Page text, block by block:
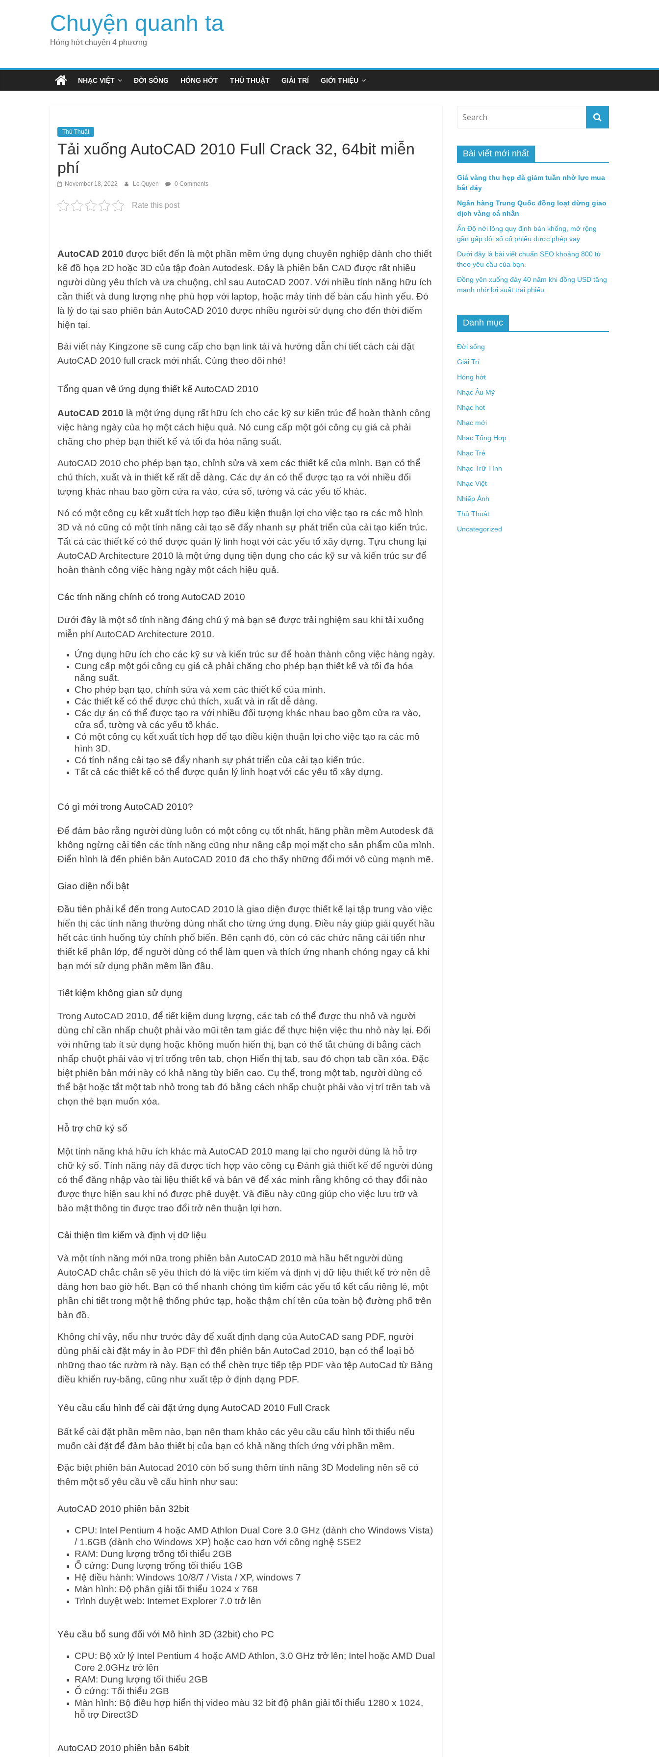
Chuyện quanh ta
Hóng hớt chuyện 4 phương
NHẠC VIỆT ĐỜI SỐNG HÓNG HỚT THỦ THUẬT GIẢI TRÍ GIỚI THIỆU
Thủ Thuật
Tải xuống AutoCAD 2010 Full Crack 32, 64bit miễn
phí
November 18, 2022 Le Quyen 0 Comments
Rate this post
AutoCAD 2010 được biết đến là một phần mềm ứng dụng chuyên nghiệp dành cho thiết
kế đồ họa 2D hoặc 3D của tập đoàn Autodesk. Đây là phiên bản CAD được rất nhiều
người dùng yêu thích và ưa chuộng, chỉ sau AutoCAD 2007. Với nhiều tính năng hữu ích
cần thiết và dung lượng nhẹ phù hợp với laptop, hoặc máy tính để bàn cấu hình yếu. Đó
là lý do tại sao phiên bản AutoCAD 2010 được nhiều người sử dụng cho đến thời điểm
hiện tại.
Bài viết này Kingzone sẽ cung cấp cho bạn link tải và hướng dẫn chi tiết cách cài đặt
AutoCAD 2010 full crack mới nhất. Cùng theo dõi nhé!
Tổng quan về ứng dụng thiết kế AutoCAD 2010
AutoCAD 2010 là một ứng dụng rất hữu ích cho các kỹ sư kiến ​​trúc để hoàn thành công
việc hàng ngày của họ một cách hiệu quả. Nó cung cấp một gói công cụ giá cả phải
chăng cho phép bạn thiết kế và tối đa hóa năng suất.
AutoCAD 2010 cho phép bạn tạo, chỉnh sửa và xem các thiết kế của mình. Bạn có thể
chú thích, xuất và in thiết kế rất dễ dàng. Các dự án có thể được tạo ra với nhiều đối
tượng khác nhau bao gồm cửa ra vào, cửa sổ, tường và các yếu tố khác.
Nó có một công cụ kết xuất tích hợp tạo điều kiện thuận lợi cho việc tạo ra các mô hình
3D và nó cũng có một tính năng cải tạo sẽ đẩy nhanh sự phát triển của cải tạo kiến ​​trúc.
Tất cả các thiết kế có thể được quản lý linh hoạt với các yếu tố xây dựng. Tựu chung lại
AutoCAD Architecture 2010 là một ứng dụng tiện dụng cho các kỹ sư và kiến ​​trúc sư để
hoàn thành công việc hàng ngày một cách hiệu quả.
Các tính năng chính có trong AutoCAD 2010
Dưới đây là một số tính năng đáng chú ý mà bạn sẽ được trải nghiệm sau khi tải xuống
miễn phí AutoCAD Architecture 2010.
Ứng dụng hữu ích cho các kỹ sư và kiến ​​trúc sư để hoàn thành công việc hàng ngày.
Cung cấp một gói công cụ giá cả phải chăng cho phép bạn thiết kế và tối đa hóa
năng suất.
Cho phép bạn tạo, chỉnh sửa và xem các thiết kế của mình.
Các thiết kế có thể được chú thích, xuất và in rất dễ dàng.
Các dự án có thể được tạo ra với nhiều đối tượng khác nhau bao gồm cửa ra vào,
cửa sổ, tường và các yếu tố khác.
Có một công cụ kết xuất tích hợp để tạo điều kiện thuận lợi cho việc tạo ra các mô
hình 3D.
Có tính năng cải tạo sẽ đẩy nhanh sự phát triển của cải tạo kiến ​​trúc.
Tất cả các thiết kế có thể được quản lý linh hoạt với các yếu tố xây dựng.
Có gì mới trong AutoCAD 2010?
Để đảm bảo rằng người dùng luôn có một công cụ tốt nhất, hãng phần mềm Autodesk đã
không ngừng cải tiến các tính năng cũng như nâng cấp mọi mặt cho sản phẩm của mình.
Điển hình là đến phiên bản AutoCAD 2010 đã cho thấy những đổi mới vô cùng mạnh mẽ.
Giao diện nổi bật
Đầu tiên phải kể đến trong AutoCAD 2010 là giao diện được thiết kế lại tập trung vào việc
hiển thị các tính năng thường dùng nhất cho từng ứng dụng. Điều này giúp giải quyết hầu
hết các tình huống tùy chỉnh phổ biến. Bên cạnh đó, còn có các chức năng cải tiến như
thiết kế phân lớp, để người dùng có thể làm quen và thích ứng nhanh chóng ngay cả khi
bạn mới sử dụng phần mềm lần đầu.
Tiết kiệm không gian sử dụng
Trong AutoCAD 2010, để tiết kiệm dung lượng, các tab có thể được thu nhỏ và người
dùng chỉ cần nhấp chuột phải vào mũi tên tam giác để thực hiện việc thu nhỏ này lại. Đối
với những tab ít sử dụng hoặc không muốn hiển thị, bạn có thể tắt chúng đi bằng cách
nhấp chuột phải vào vị trí trống trên tab, chọn Hiển thị tab, sau đó chọn tab cần xóa. Đặc
biệt phiên bản mới này có khả năng tùy biến cao. Cụ thể, trong một tab, người dùng có
thể bật hoặc tắt một tab nhỏ trong tab đó bằng cách nhấp chuột phải vào vị trí trên tab và
chọn thẻ bạn muốn xóa.
Hỗ trợ chữ ký số
Một tính năng khá hữu ích khác mà AutoCAD 2010 mang lại cho người dùng là hỗ trợ
chữ ký số. Tính năng này đã được tích hợp vào công cụ Đánh giá thiết kế để người dùng
có thể đăng nhập vào tài liệu thiết kế và bản vẽ để xác minh rằng không có thay đổi nào
được thực hiện sau khi nó được phê duyệt. Và điều này cũng giúp cho việc lưu trữ và
bảo mật thông tin được trao đổi trở nên thuận lợi hơn.
Cải thiện tìm kiếm và định vị dữ liệu
Và một tính năng mới nữa trong phiên bản AutoCAD 2010 mà hầu hết người dùng
AutoCAD chắc chắn sẽ yêu thích đó là việc tìm kiếm và định vị dữ liệu thiết kế trở nên dễ
dàng hơn bao giờ hết. Bạn có thể nhanh chóng tìm kiếm các yếu tố kết cấu riêng lẻ, một
phần chi tiết trong một hệ thống phức tạp, hoặc thậm chí tên của toàn bộ đường phố trên
bản đồ.
Không chỉ vậy, nếu như trước đây để xuất định dạng của AutoCAD sang PDF, người
dùng phải cài đặt máy in ảo PDF thì đến phiên bản AutoCad 2010, bạn có thể loại bỏ
những thao tác rườm rà này. Bạn có thể chèn trực tiếp tệp PDF vào tệp AutoCad từ Bảng
điều khiển ruy-băng, cũng như xuất tệp ở định dạng PDF.
Yêu cầu cấu hình để cài đặt ứng dụng AutoCAD 2010 Full Crack
Bất kể cài đặt phần mềm nào, bạn nên tham khảo các yêu cầu cấu hình tối thiểu nếu
muốn cài đặt để đảm bảo thiết bị của bạn có khả năng thích ứng với phần mềm.
Đặc biệt phiên bản Autocad 2010 còn bổ sung thêm tính năng 3D Modeling nên sẽ có
thêm một số yêu cầu về cấu hình như sau:
AutoCAD 2010 phiên bản 32bit
CPU: Intel Pentium 4 hoặc AMD Athlon Dual Core 3.0 GHz (dành cho Windows Vista)
/ 1.6GB (dành cho Windows XP) hoặc cao hơn với công nghệ SSE2
RAM: Dung lượng trống tối thiểu 2GB
Ổ cứng: Dung lượng trống tối thiểu 1GB
Hệ điều hành: Windows 10/8/7 / Vista / XP, windows 7
Màn hình: Độ phân giải tối thiểu 1024 x 768
Trình duyệt web: Internet Explorer 7.0 trở lên
Yêu cầu bổ sung đối với Mô hình 3D (32bit) cho PC
CPU: Bộ xử lý Intel Pentium 4 hoặc AMD Athlon, 3.0 GHz trở lên; Intel hoặc AMD Dual
Core 2.0GHz trở lên
RAM: Dung lượng tối thiểu 2GB
Ổ cứng: Tối thiểu 2GB
Màn hình: Bộ điều hợp hiển thị video màu 32 bit độ phân giải tối thiểu 1280 x 1024,
hỗ trợ Direct3D
AutoCAD 2010 phiên bản 64bit
Bài viết mới nhất
Giá vàng thu hẹp đà giảm tuần nhờ lực mua
bắt đáy
Ngân hàng Trung Quốc đồng loạt dừng giao
dịch vàng cá nhân
Ấn Độ nới lỏng quy định bán khống, mở rộng
gần gấp đôi số cổ phiếu được phép vay
Dưới đây là bài viết chuẩn SEO khoảng 800 từ
theo yêu cầu của bạn.
Đồng yên xuống đáy 40 năm khi đồng USD tăng
mạnh nhờ lợi suất trái phiếu
Danh mục
Đời sống
Giải Trí
Hóng hớt
Nhạc Âu Mỹ
Nhạc hot
Nhạc mới
Nhạc Tổng Hợp
Nhạc Trẻ
Nhạc Trữ Tình
Nhạc Việt
Nhiếp Ảnh
Thủ Thuật
Uncategorized